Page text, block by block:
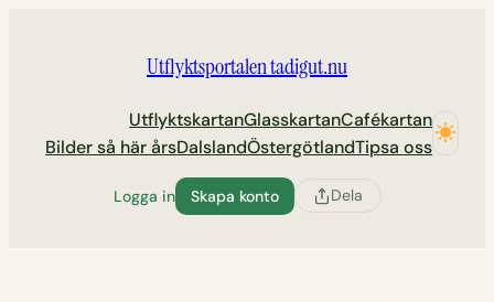
Utflyktsportalen tadigut.nu
UtflyktskartanGlasskartanCafékartan
Bilder så här årsDalslandÖstergötlandTipsa oss
Logga in Skapa konto Dela